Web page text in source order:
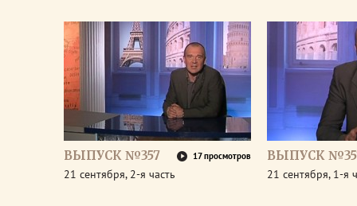
ВЫПУСК №357 17 просмотров
21 сентября, 2-я часть
ВЫПУСК
21 сентября, 1-я